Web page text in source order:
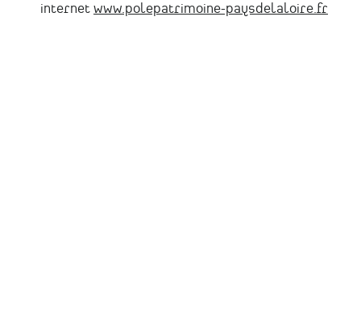
internet www.polepatrimoine-paysdelaloire.fr